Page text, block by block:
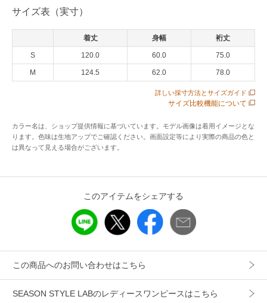
配送料
商品コード YKHAM5SOP0004
性別タイプ レディース
ロング・マキシ丈ワンピース
製造国 詳細は下記よりお問い合わせください
サイズ表（実寸）
着丈 身幅 裄丈
S 120.0 60.0 75.0
M 124.5 62.0 78.0
詳しい採寸方法とサイズガイド
サイズ比較機能について
カラー名は、ショップ提供情報に基づいています。モデル画像は着用イメージとな
ります。色味は生地アップでご確認ください。画面設定等により実際の商品の色と
は異なって見える場合がございます。
このアイテムをシェアする
この商品へのお問い合わせはこちら
SEASON STYLE LABのレディースワンピースはこちら